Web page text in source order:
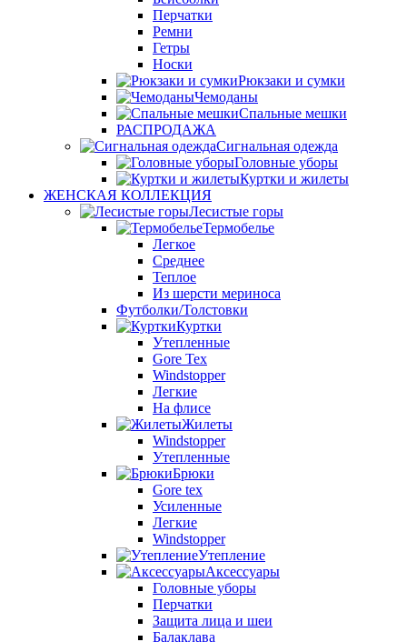
Перчатки
Ремни
Гетры
Носки
Рюкзаки и сумки
Чемоданы
Спальные мешки
РАСПРОДАЖА
Сигнальная одежда
Головные уборы
Куртки и жилеты
ЖЕНСКАЯ КОЛЛЕКЦИЯ
Лесистые горы
Термобелье
Легкое
Среднее
Теплое
Из шерсти мериноса
Футболки/Толстовки
Куртки
Утепленные
Gore Tex
Windstopper
Легкие
На флисе
Жилеты
Windstopper
Утепленные
Брюки
Gore tex
Усиленные
Легкие
Windstopper
Утепление
Аксессуары
Головные уборы
Перчатки
Защита лица и шеи
Балаклава